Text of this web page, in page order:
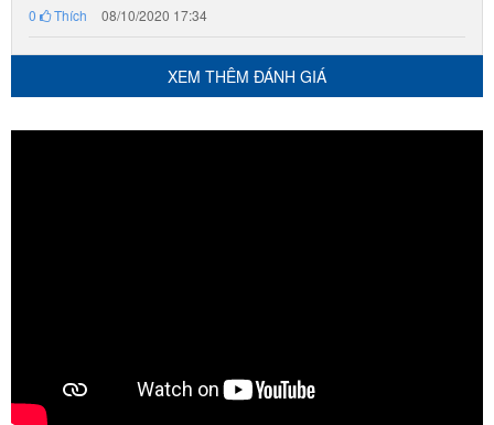
0 Thích 08/10/2020 17:34
XEM THÊM ĐÁNH GIÁ